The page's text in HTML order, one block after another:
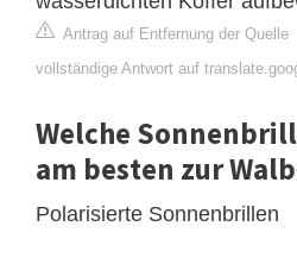
Antrag auf Entfernung der Quelle
vollständige Antwort auf
Welche
am besten zur
Polarisierte Sonnenbrillen